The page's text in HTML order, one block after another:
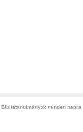
Bibliatanulmányok minden napra